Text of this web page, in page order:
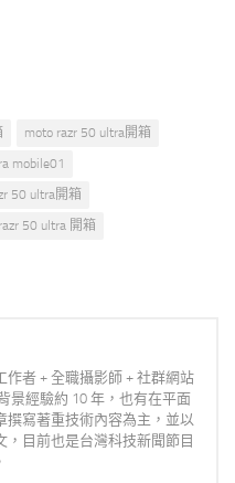
moto razr 50 ultra開箱
mobile01
50 ultra開箱
razr 50 ultra 開箱
作者 + 全職攝影師 + 社群網站
景經驗約 10 年，也有在平面
撰寫著重技術內容為主，並以
，目前也是台灣科技新聞節目